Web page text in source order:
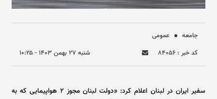
جامعه
عمومی
کد خبر : ۸۴۰۵۶
شنبه ۲۷ بهمن ۱۴۰۳ - ۱۰:۲۵
سفیر ایران در لبنان اعلام کرد: «دولت لبنان مجوز ۲ هواپیمایی که به